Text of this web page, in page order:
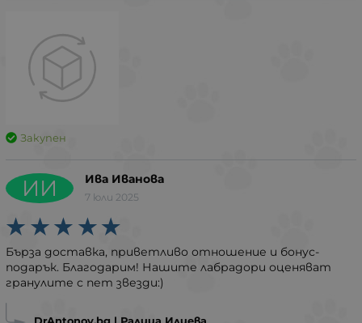
Закупен
ИИ Ива Иванова
7 юли 2025
Бърза доставка, приветливо отношение и бонус-
подарък. Благодарим! Нашите лабрадори оценяват
гранулите с пет звезди:)